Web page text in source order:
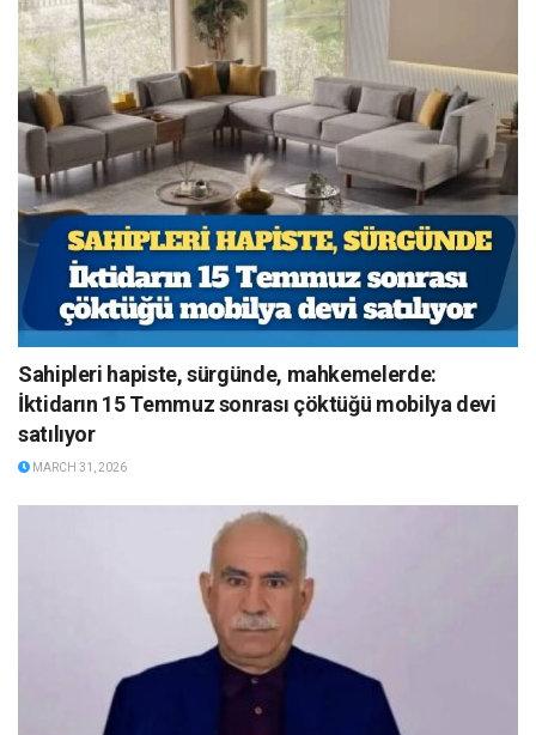
Sahipleri hapiste, sürgünde, mahkemelerde:
İktidarın 15 Temmuz sonrası çöktüğü mobilya devi
satılıyor
MARCH 31, 2026